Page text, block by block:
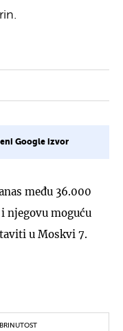
Google izvor
među 36.000
njegovu moguću
u Moskvi 7.